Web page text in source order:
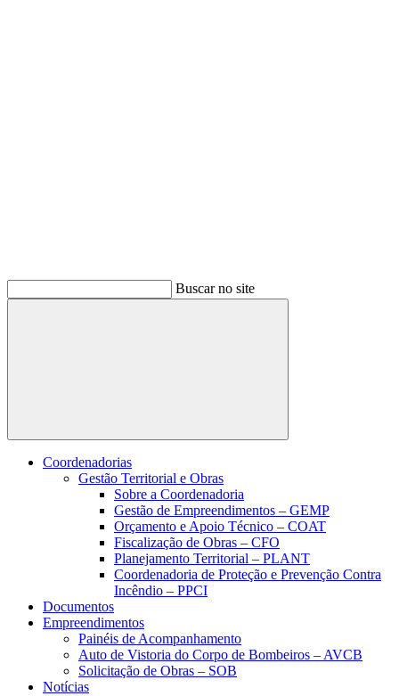
Buscar no site
Buscar
Coordenadorias
Gestão Territorial e Obras
Sobre a Coordenadoria
Gestão de Empreendimentos – GEMP
Orçamento e Apoio Técnico – COAT
Fiscalização de Obras – CFO
Planejamento Territorial – PLANT
Coordenadoria de Proteção e Prevenção Contra
Incêndio – PPCI
Documentos
Empreendimentos
Painéis de Acompanhamento
Auto de Vistoria do Corpo de Bombeiros – AVCB
Solicitação de Obras – SOB
Notícias